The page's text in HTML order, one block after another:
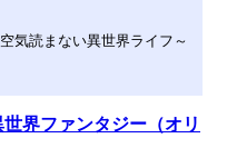
気読まない異世界ライフ～
界ファンタジー（オリ